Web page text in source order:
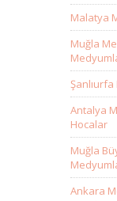
Malatya
Muğla
Antalya
Hocalar
Muğla
Ankara